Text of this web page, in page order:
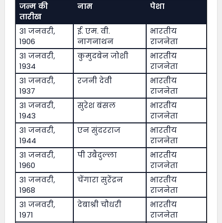
जन्म की
तारीख
नाम पेशा
31 जनवरी,
1906
ई. एम. वी.
नागनाथन
भारतीय
राजनेता
31 जनवरी,
1934
कुमुदबेन जोशी
भारतीय
राजनेता
31 जनवरी,
1937
रजनी देवी
भारतीय
राजनेता
31 जनवरी,
1943
सुरेश बंसल
भारतीय
राजनेता
31 जनवरी,
1944
एन सुंदरराज
भारतीय
राजनेता
31 जनवरी,
1960
पी उबैदुल्ला
भारतीय
राजनेता
31 जनवरी,
1968
चेंगारा सुरेंद्रन
भारतीय
राजनेता
31 जनवरी,
1971
देबाश्री चौधरी
भारतीय
राजनेता